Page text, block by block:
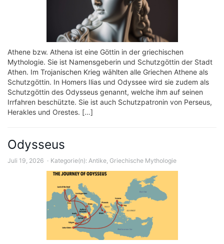
Athene bzw. Athena ist eine Göttin in der griechischen
Mythologie. Sie ist Namensgeberin und Schutzgöttin der Stadt
Athen. Im Trojanischen Krieg wählten alle Griechen Athene als
Schutzgöttin. In Homers Ilias und Odyssee wird sie zudem als
Schutzgöttin des Odysseus genannt, welche ihm auf seinen
Irrfahren beschützte. Sie ist auch Schutzpatronin von Perseus,
Herakles und Orestes. […]
Odysseus
Juli 19, 2026 Kategorie(n): Antike, Griechische Mythologie